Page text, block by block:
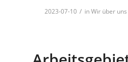
2023-07-10 / inWir über uns